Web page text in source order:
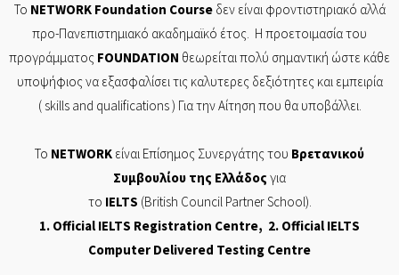
Το NETWORK Foundation Course δεν είναι φροντιστηριακό αλλά
προ-Πανεπιστημιακό ακαδημαϊκό έτος. Η προετοιμασία του
προγράμματος FOUNDATION θεωρείται πολύ σημαντική ώστε κάθε
υποψήφιος να εξασφαλίσει τις καλυτερες δεξιότητες και εμπειρία
( skills and qualifications) Για την Αίτηση που θα υποβάλλει.
Το NETWORK είναι Επίσημος Συνεργάτης του Βρετανικού
Συμβουλίου της Ελλάδος για
το IELTS (British Council Partner School).
1. Official IELTS Registration Centre, 2. Official IELTS
Computer Delivered Testing Centre